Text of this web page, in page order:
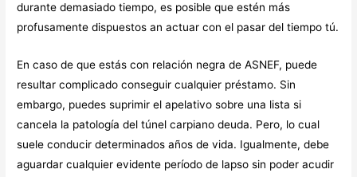
durante demasiado tiempo, es posible que estén más
profusamente dispuestos an actuar con el pasar del tiempo tú.
En caso de que estás con relación negra de ASNEF, puede
resultar complicado conseguir cualquier préstamo. Sin
embargo, puedes suprimir el apelativo sobre una lista si
cancela la patologí­a del túnel carpiano deuda. Pero, lo cual
suele conducir determinados años de vida. Igualmente, debe
aguardar cualquier evidente período de lapso sin poder acudir